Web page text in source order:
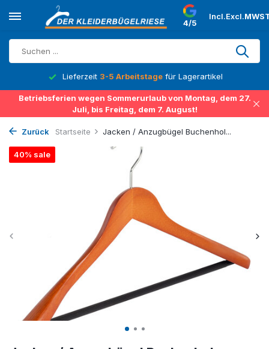
4/5
Incl.Excl.
Lieferzeit 3-5 Arbeitstage für Lagerartikel
Betriebsferien wegen Sommerurlaub von Montag, dem 27.
Juli, bis Freitag, dem 7. August!
Zurück Startseite Jacken / Anzugbügel Buchenhol...
40% sale